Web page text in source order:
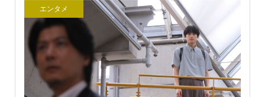
エンタメ